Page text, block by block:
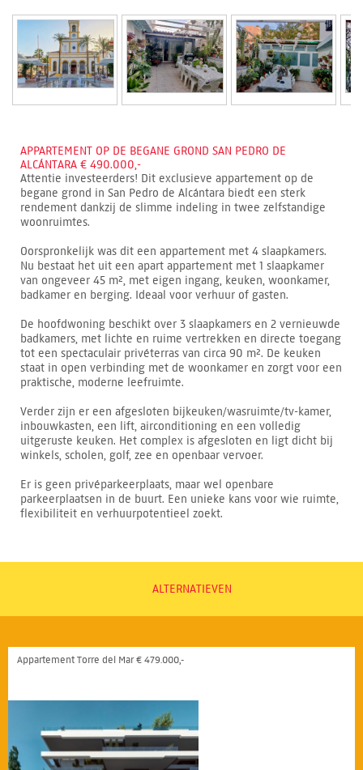
APPARTEMENT OP DE BEGANE GROND SAN PEDRO DE
ALCÁNTARA € 490.000,-
Attentie investeerders! Dit exclusieve appartement op de
begane grond in San Pedro de Alcántara biedt een sterk
rendement dankzij de slimme indeling in twee zelfstandige
woonruimtes.
Oorspronkelijk was dit een appartement met 4 slaapkamers.
Nu bestaat het uit een apart appartement met 1 slaapkamer
van ongeveer 45 m², met eigen ingang, keuken, woonkamer,
badkamer en berging. Ideaal voor verhuur of gasten.
De hoofdwoning beschikt over 3 slaapkamers en 2 vernieuwde
badkamers, met lichte en ruime vertrekken en directe toegang
tot een spectaculair privéterras van circa 90 m². De keuken
staat in open verbinding met de woonkamer en zorgt voor een
praktische, moderne leefruimte.
Verder zijn er een afgesloten bijkeuken/wasruimte/tv-kamer,
inbouwkasten, een lift, airconditioning en een volledig
uitgeruste keuken. Het complex is afgesloten en ligt dicht bij
winkels, scholen, golf, zee en openbaar vervoer.
Er is geen privéparkeerplaats, maar wel openbare
parkeerplaatsen in de buurt. Een unieke kans voor wie ruimte,
flexibiliteit en verhuurpotentieel zoekt.
ALTERNATIEVEN
Appartement Torre del Mar € 479.000,-